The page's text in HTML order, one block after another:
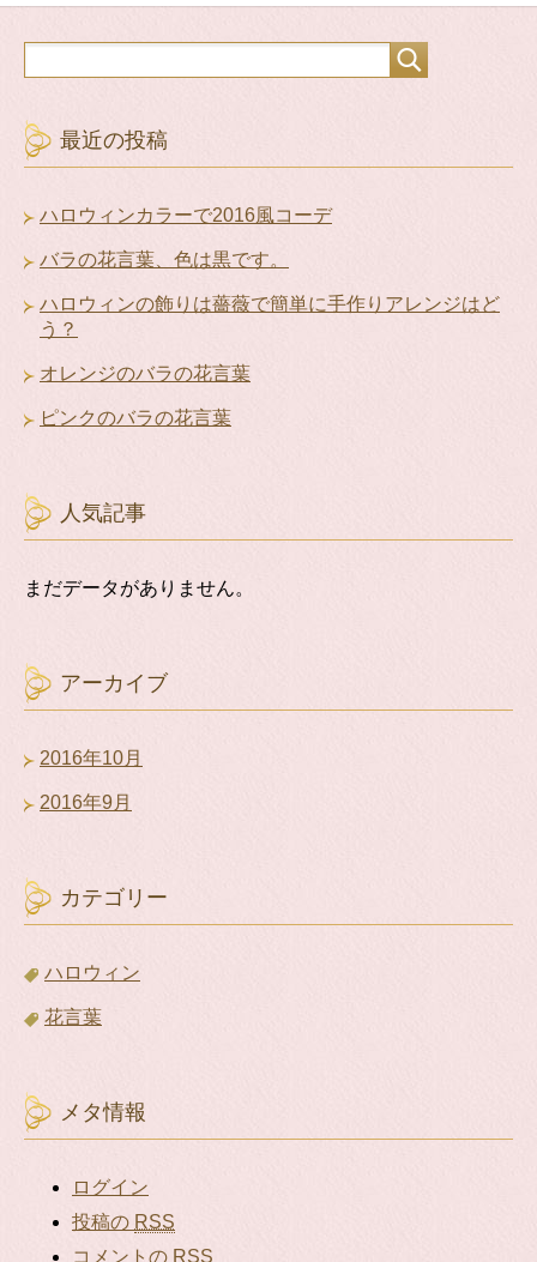
最近の投稿
ハロウィンカラーで2016風コーデ
バラの花言葉、色は黒です。
ハロウィンの飾りは薔薇で簡単に手作りアレンジはど
う？
オレンジのバラの花言葉
ピンクのバラの花言葉
人気記事
まだデータがありません。
アーカイブ
2016年10月
2016年9月
カテゴリー
ハロウィン
花言葉
メタ情報
ログイン
投稿の RSS
コメントの RSS